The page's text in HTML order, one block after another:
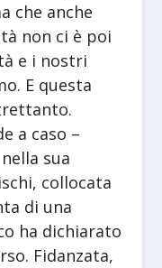
che anche
non ci è poi
e i nostri
E questa
a caso –
sua
collocata
di una
ha dichiarato
Fidanzata,